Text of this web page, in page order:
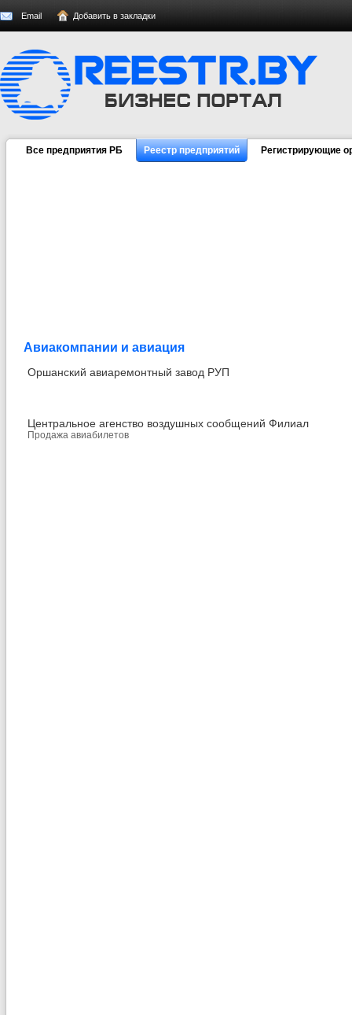
Email Добавить в закладки
Все предприятия РБ Реестр предприятий Регистрирующие
Авиакомпании и авиация
Оршанский авиаремонтный завод РУП
Центральное агенство воздушных сообщений Филиал
Продажа авиабилетов